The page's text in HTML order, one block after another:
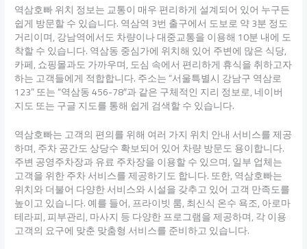
역삼호빠 위치 정보는 교통이 매우 편리하게 설계되어 있어 누구든
쉽게 방문할 수 있습니다. 역삼역 3번 출구에서 도보로 약 3분 정도
거리이며, 강남역에서도 차량이나 대중교통을 이용해 10분 내에 도
착할 수 있습니다. 역삼동 중심가에 위치해 있어 주변에 많은 식당,
카페, 쇼핑몰과도 가까우며, 도심 속에서 편리하게 휴식을 취하고자
하는 고객들에게 적합합니다. 주소는 “서울특별시 강남구 역삼로
123” 또는 “역삼동 456-78″과 같은 구체적인 지리 정보로, 네이버
지도 또는 구글 지도를 통해 쉽게 검색할 수 있습니다.
역삼호빠는 고객의 편의를 위해 여러 가지 위치 안내 서비스를 제공
하며, 주차 공간도 상당수 확보되어 있어 차량 방문도 용이합니다.
주변 공영주차장과 유료 주차장을 이용할 수 있으며, 일부 업체는
고객을 위한 주차 서비스를 제공하기도 합니다. 또한, 역삼호빠는
위치와 더불어 다양한 서비스와 시설을 갖추고 있어 고객 만족도를
높이고 있습니다. 예를 들어, 프라이빗 룸, 최신식 온수 욕조, 아로마
테라피, 피부관리, 마사지 등 다양한 프로그램을 제공하며, 각 이용
고객의 요구에 맞춘 맞춤형 서비스를 준비하고 있습니다.